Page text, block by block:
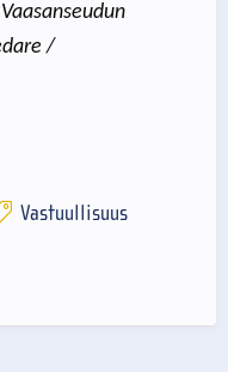
/
Vastuullisuus